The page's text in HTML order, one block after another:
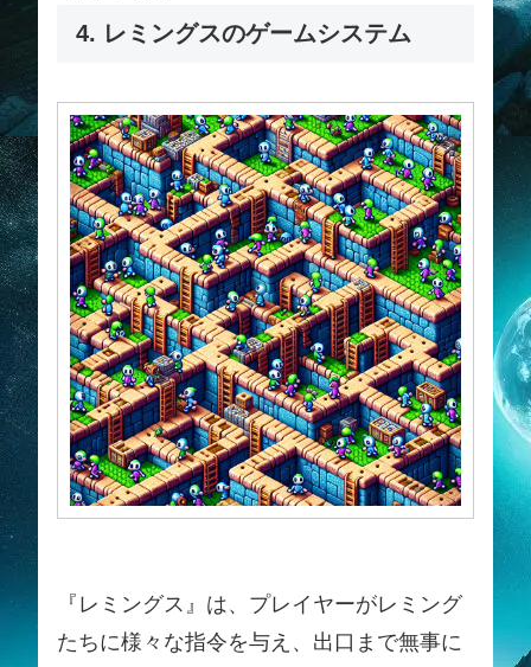
4. レミングスのゲームシステム
『レミングス』は、プレイヤーがレミング
たちに様々な指令を与え、出口まで無事に